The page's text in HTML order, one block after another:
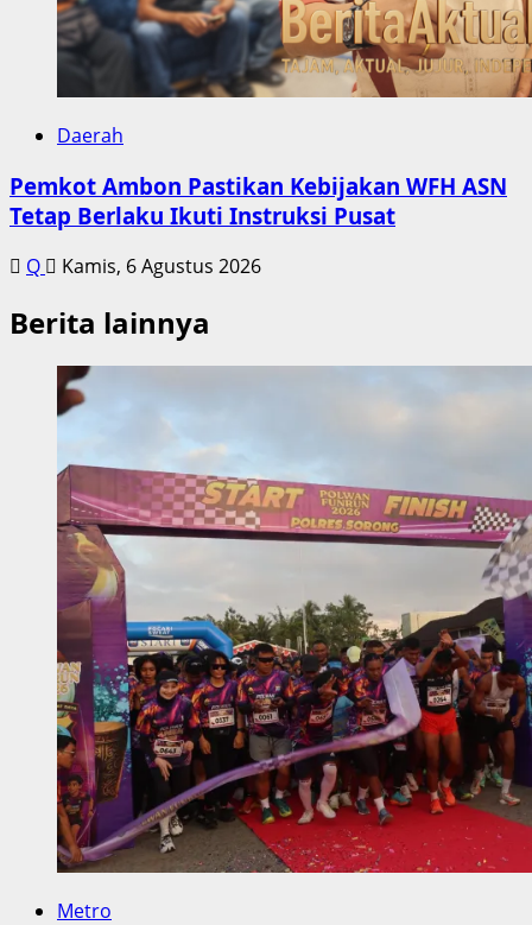
Daerah
Pemkot Ambon Pastikan Kebijakan WFH ASN
Tetap Berlaku Ikuti Instruksi Pusat
Q Kamis, 6 Agustus 2026
Berita lainnya
Metro